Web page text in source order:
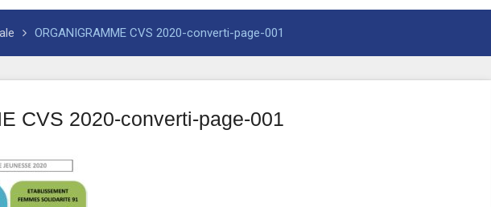
ORGANIGRAMME CVS 2020-converti-page-001
CVS 2020-converti-page-001